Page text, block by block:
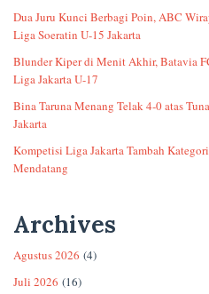
Dua Juru Kunci Berbagi Poin, ABC
Liga Soeratin U-15 Jakarta
Blunder Kiper di Menit Akhir, Batavia
Liga Jakarta U-17
Bina Taruna Menang Telak 4-0 atas
Jakarta
Kompetisi Liga Jakarta Tambah
Mendatang
Archives
Agustus 2026 (4)
Juli 2026 (16)